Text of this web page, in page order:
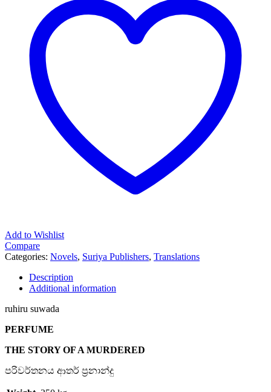
Add to Wishlist
Compare
Categories: Novels, Suriya Publishers, Translations
Description
Additional information
ruhiru suwada
PERFUME
THE STORY OF A MURDERED
පරිවර්තනය ආතර් ප්‍රනාන්දු